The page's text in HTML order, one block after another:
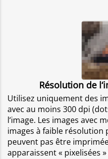
Résolution de
Utilisez uniquement des
avec au moins 300 dpi
l‘image. Les images avec
images à faible
peuvent pas être
apparaissent « pixelisées